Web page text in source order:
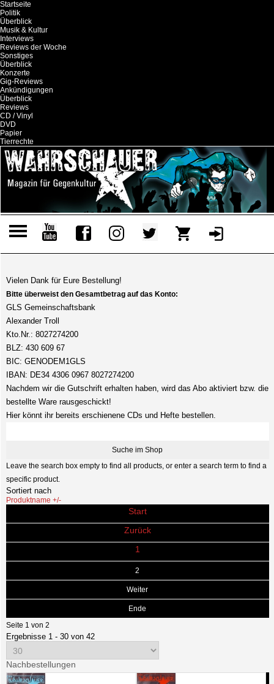
Startseite
Politik
Überblick
Musik & Kultur
Interviews
Reviews der Woche
Sonstiges
Überblick
Konzerte
Gig-Reviews
Ankündigungen
Überblick
Reviews
CD / Vinyl
DVD
Papier
Tierrechte
Vielen Dank für Eure Bestellung!
Bitte überweist den Gesamtbetrag auf das Konto:
GLS Gemeinschaftsbank
Alexander Troll
Kto.Nr.: 8027274200
BLZ: 430 609 67
BIC: GENODEM1GLS
IBAN: DE34 4306 0967 8027274200
Nachdem wir die Gutschrift erhalten haben, wird das Abo aktiviert bzw. die
bestellte Ware rausgeschickt!
Hier könnt ihr bereits erschienene CDs und Hefte bestellen.
Leave the search box empty to find all products, or enter a search term to find a
specific product.
Sortiert nach
Produktname +/-
Start
Zurück
1
2
Weiter
Ende
Seite 1 von 2
Ergebnisse 1 - 30 von 42
Nachbestellungen